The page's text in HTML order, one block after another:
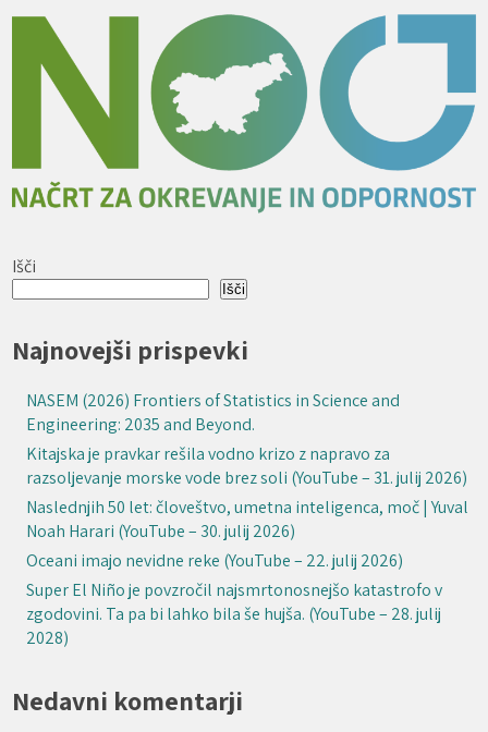
Išči
Išči
Najnovejši prispevki
NASEM (2026) Frontiers of Statistics in Science and
Engineering: 2035 and Beyond.
Kitajska je pravkar rešila vodno krizo z napravo za
razsoljevanje morske vode brez soli (YouTube – 31. julij 2026)
Naslednjih 50 let: človeštvo, umetna inteligenca, moč | Yuval
Noah Harari (YouTube – 30. julij 2026)
Oceani imajo nevidne reke (YouTube – 22. julij 2026)
Super El Niño je povzročil najsmrtonosnejšo katastrofo v
zgodovini. Ta pa bi lahko bila še hujša. (YouTube – 28. julij
2028)
Nedavni komentarji